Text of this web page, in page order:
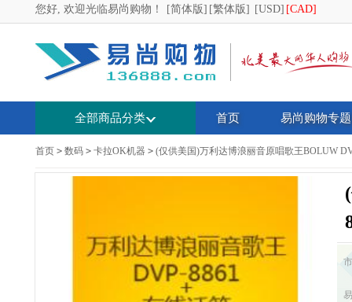
您好, 欢迎光临易尚购物！ [简体版] [繁体版] [USD] [CAD]
全部商品分类 首页 易尚购物专题
首页 > 数码 > 卡拉OK机器 > (仅供美国)万利达博浪丽音原唱歌王BOLUW